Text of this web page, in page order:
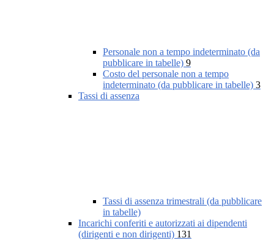
Personale non a tempo indeterminato (da
pubblicare in tabelle) 9
Costo del personale non a tempo
indeterminato (da pubblicare in tabelle) 3
Tassi di assenza
Tassi di assenza trimestrali (da pubblicare
in tabelle)
Incarichi conferiti e autorizzati ai dipendenti
(dirigenti e non dirigenti) 131